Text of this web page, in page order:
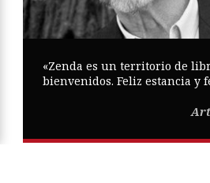
«Zenda es un territorio de
bienvenidos. Feliz estancia y